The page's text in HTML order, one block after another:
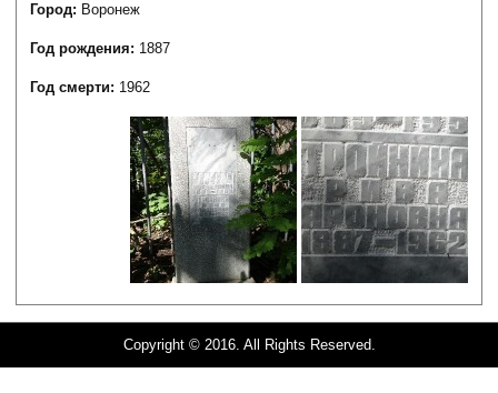
Город: Воронеж
Год рождения: 1887
Год смерти: 1962
Copyright © 2016. All Rights Reserved.